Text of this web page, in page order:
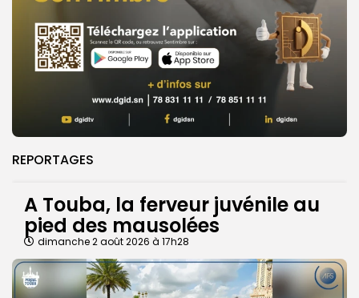
REPORTAGES
A Touba, la ferveur juvénile au
pied des mausolées
dimanche 2 août 2026 à 17h28